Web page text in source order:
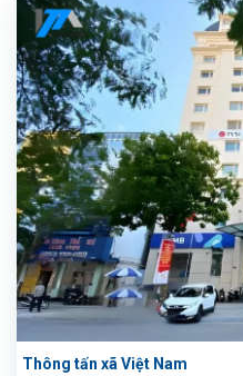
Thông tấn xã Việt Nam